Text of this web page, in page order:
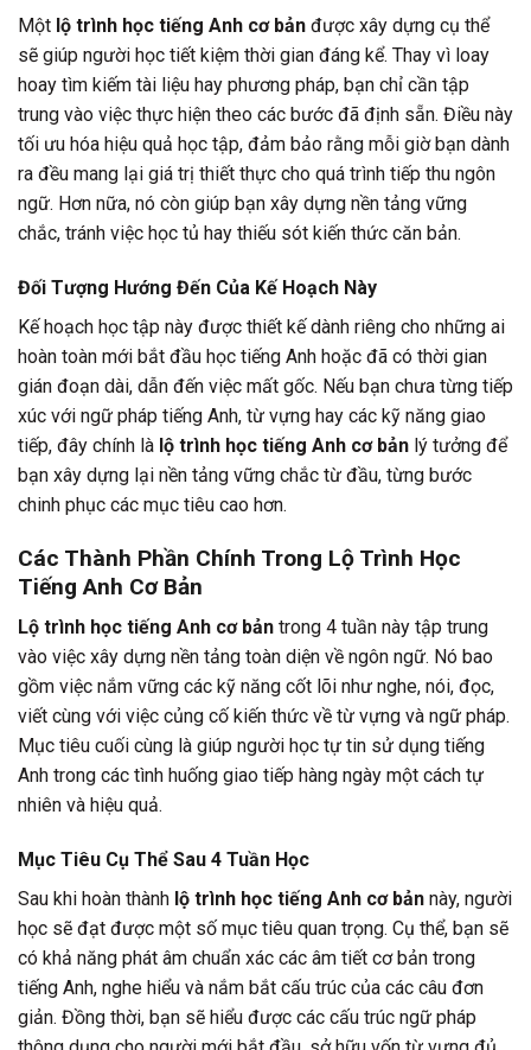
Một lộ trình học tiếng Anh cơ bản được xây dựng cụ thể
sẽ giúp người học tiết kiệm thời gian đáng kể. Thay vì loay
hoay tìm kiếm tài liệu hay phương pháp, bạn chỉ cần tập
trung vào việc thực hiện theo các bước đã định sẵn. Điều này
tối ưu hóa hiệu quả học tập, đảm bảo rằng mỗi giờ bạn dành
ra đều mang lại giá trị thiết thực cho quá trình tiếp thu ngôn
ngữ. Hơn nữa, nó còn giúp bạn xây dựng nền tảng vững
chắc, tránh việc học tủ hay thiếu sót kiến thức căn bản.
Đối Tượng Hướng Đến Của Kế Hoạch Này
Kế hoạch học tập này được thiết kế dành riêng cho những ai
hoàn toàn mới bắt đầu học tiếng Anh hoặc đã có thời gian
gián đoạn dài, dẫn đến việc mất gốc. Nếu bạn chưa từng tiếp
xúc với ngữ pháp tiếng Anh, từ vựng hay các kỹ năng giao
tiếp, đây chính là lộ trình học tiếng Anh cơ bản lý tưởng để
bạn xây dựng lại nền tảng vững chắc từ đầu, từng bước
chinh phục các mục tiêu cao hơn.
Các Thành Phần Chính Trong Lộ Trình Học
Tiếng Anh Cơ Bản
Lộ trình học tiếng Anh cơ bản trong 4 tuần này tập trung
vào việc xây dựng nền tảng toàn diện về ngôn ngữ. Nó bao
gồm việc nắm vững các kỹ năng cốt lõi như nghe, nói, đọc,
viết cùng với việc củng cố kiến thức về từ vựng và ngữ pháp.
Mục tiêu cuối cùng là giúp người học tự tin sử dụng tiếng
Anh trong các tình huống giao tiếp hàng ngày một cách tự
nhiên và hiệu quả.
Mục Tiêu Cụ Thể Sau 4 Tuần Học
Sau khi hoàn thành lộ trình học tiếng Anh cơ bản này, người
học sẽ đạt được một số mục tiêu quan trọng. Cụ thể, bạn sẽ
có khả năng phát âm chuẩn xác các âm tiết cơ bản trong
tiếng Anh, nghe hiểu và nắm bắt cấu trúc của các câu đơn
giản. Đồng thời, bạn sẽ hiểu được các cấu trúc ngữ pháp